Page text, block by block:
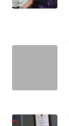
WN
WN